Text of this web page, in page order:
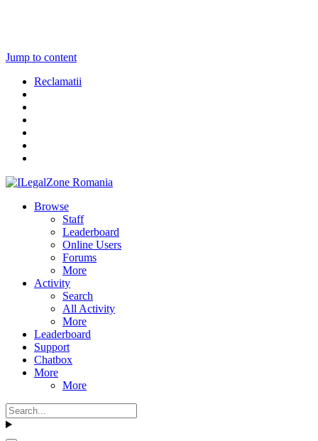
Jump to content
Reclamatii
Browse
Staff
Leaderboard
Online Users
Forums
More
Activity
Search
All Activity
More
Leaderboard
Support
Chatbox
More
More